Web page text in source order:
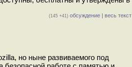
(145 +41) обсуждение | весь текст
но ныне развиваемого под